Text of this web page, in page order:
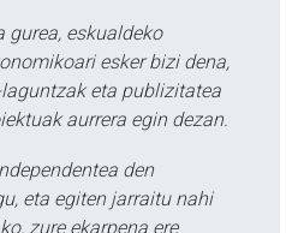
gurea, eskualdeko
esker bizi dena,
eta publizitatea
aurrera egin dezan.
den
eta egiten jarraitu nahi
zure ekarpena ere